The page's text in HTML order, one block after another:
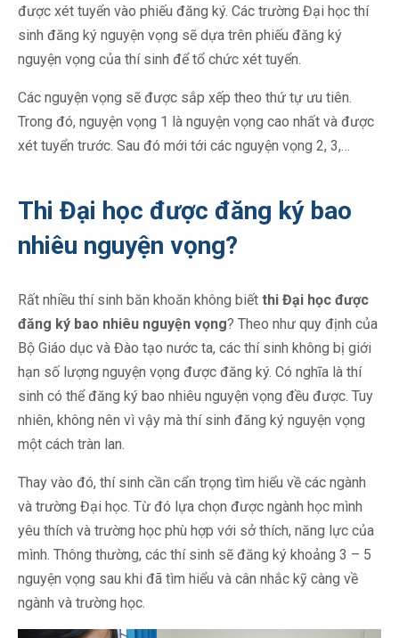
được xét tuyển vào phiếu đăng ký. Các trường Đại học thí
sinh đăng ký nguyện vọng sẽ dựa trên phiếu đăng ký
nguyện vọng của thí sinh để tổ chức xét tuyển.
Các nguyện vọng sẽ được sắp xếp theo thứ tự ưu tiên.
Trong đó, nguyện vọng 1 là nguyện vọng cao nhất và được
xét tuyển trước. Sau đó mới tới các nguyện vọng 2, 3,…
Thi Đại học được đăng ký bao
nhiêu nguyện vọng?
Rất nhiều thí sinh băn khoăn không biết thi Đại học được
đăng ký bao nhiêu nguyện vọng? Theo như quy định của
Bộ Giáo dục và Đào tạo nước ta, các thí sinh không bị giới
hạn số lượng nguyện vọng được đăng ký. Có nghĩa là thí
sinh có thể đăng ký bao nhiêu nguyện vọng đều được. Tuy
nhiên, không nên vì vậy mà thí sinh đăng ký nguyện vọng
một cách tràn lan.
Thay vào đó, thí sinh cần cẩn trọng tìm hiểu về các ngành
và trường Đại học. Từ đó lựa chọn được ngành học mình
yêu thích và trường học phù hợp với sở thích, năng lực của
mình. Thông thường, các thí sinh sẽ đăng ký khoảng 3 – 5
nguyện vọng sau khi đã tìm hiểu và cân nhắc kỹ càng về
ngành và trường học.